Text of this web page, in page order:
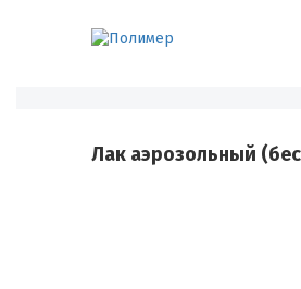
Лак аэрозольный